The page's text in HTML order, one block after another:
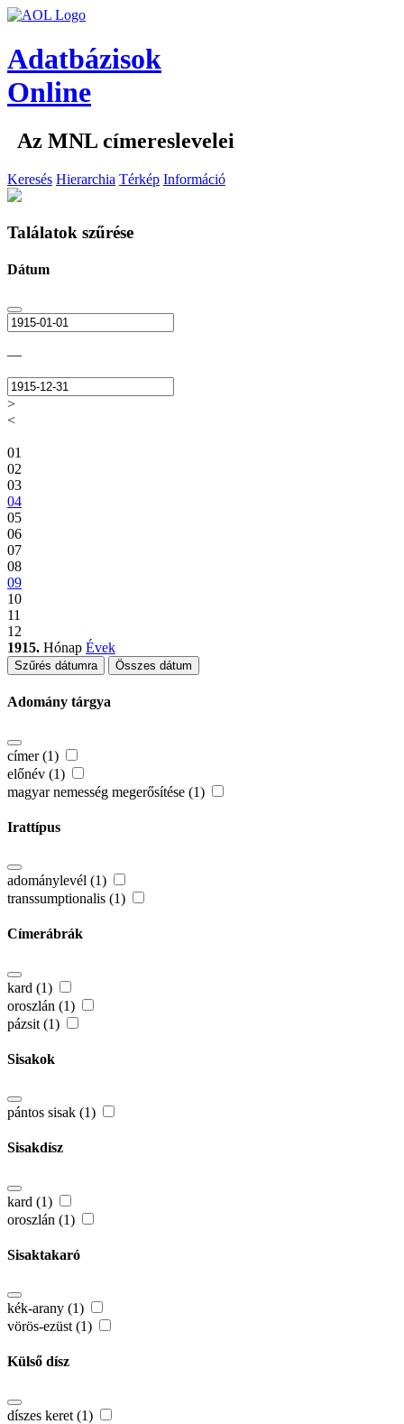
Adatbázisok
Online
Az MNL címereslevelei
Keresés Hierarchia Térkép Információ
Találatok szűrése
Dátum
—
>
<
01
02
03
04
05
06
07
08
09
10
11
12
1915. Hónap Évek
Szűrés dátumra Összes dátum
Adomány tárgya
címer (1)
előnév (1)
magyar nemesség megerősítése (1)
Irattípus
adománylevél (1)
transsumptionalis (1)
Címerábrák
kard (1)
oroszlán (1)
pázsit (1)
Sisakok
pántos sisak (1)
Sisakdísz
kard (1)
oroszlán (1)
Sisaktakaró
kék-arany (1)
vörös-ezüst (1)
Külső dísz
díszes keret (1)